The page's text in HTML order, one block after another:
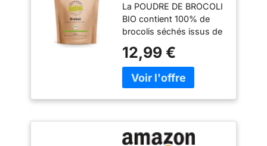
Premium -
Conditionné et
certifié en
Allemagne - Vegan-
Biotiva
La POUDRE DE BROCOLI
BIO contient 100% de
brocolis séchés issus de
Nous n'utilisons ni anti-
agglomérant, ni agent de
remplissage, ni
la nature pure. QUALITÉ
D'ACTIFS SUPÉRIEURE :
le brocoli est issu d'une
12,99 €